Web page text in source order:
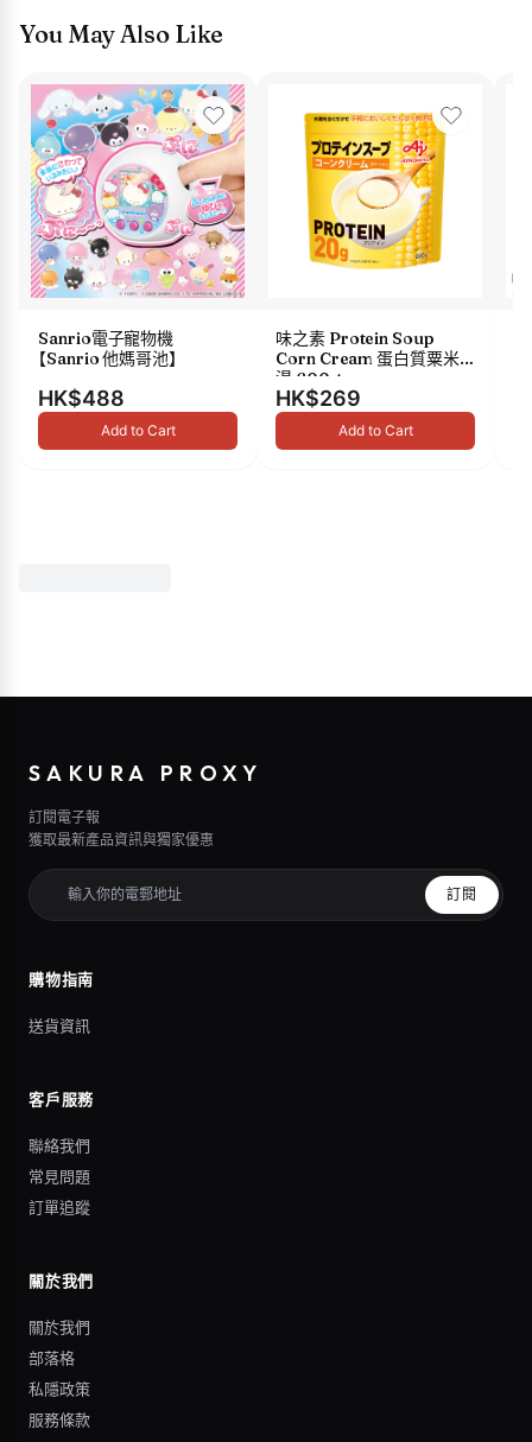
You May Also Like
Sanrio電子寵物機
【Sanrio 他媽哥池】
HK$488
Add to Cart
味之素 Protein Soup
Corn Cream 蛋白質粟米
湯 600g
HK$269
Add to Cart
SAKURA PROXY
訂閱電子報
獲取最新產品資訊與獨家優惠
訂閱
購物指南
送貨資訊
客戶服務
聯絡我們
常見問題
訂單追蹤
關於我們
關於我們
部落格
私隱政策
服務條款